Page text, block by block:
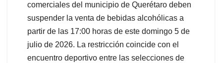
comerciales del municipio de Querétaro deben
suspender la venta de bebidas alcohólicas a
partir de las 17:00 horas de este domingo 5 de
julio de 2026. La restricción coincide con el
encuentro deportivo entre las selecciones de